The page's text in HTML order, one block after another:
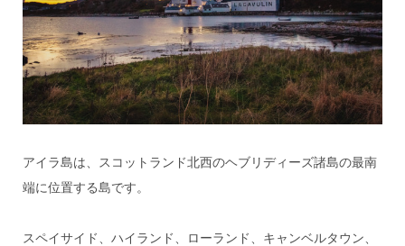
アイラ島は、スコットランド北西のヘブリディーズ諸島の最南
端に位置する島です。
スペイサイド、ハイランド、ローランド、キャンベルタウン、